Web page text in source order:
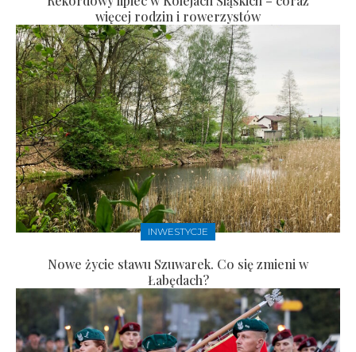
więcej rodzin i rowerzystów
INWESTYCJE
Nowe życie stawu Szuwarek. Co się zmieni w
Łabędach?